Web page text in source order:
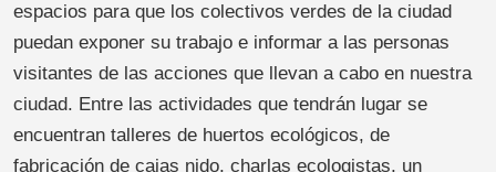
espacios para que los colectivos verdes de la ciudad
puedan exponer su trabajo e informar a las personas
visitantes de las acciones que llevan a cabo en nuestra
ciudad. Entre las actividades que tendrán lugar se
encuentran talleres de huertos ecológicos, de
fabricación de cajas nido, charlas ecologistas, un